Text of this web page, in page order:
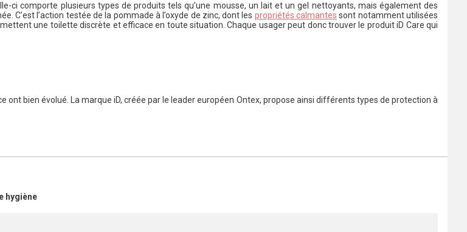
ci comporte plusieurs types de produits tels qu’une mousse, un lait et un gel nettoyants, mais également des
C’est l’action testée de la pommade à l’oxyde de zinc, dont les propriétés calmantes sont notamment utilisées
une toilette discrète et efficace en toute situation. Chaque usager peut donc trouver le produit iD Care qui
bien évolué. La marque iD, créée par le leader européen Ontex, propose ainsi différents types de protection à
hygiène